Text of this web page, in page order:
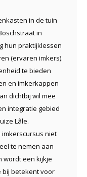
in de tuin
in
hun praktijklessen
(ervaren imkers).
te bieden
en imkerkappen
dichtbij wil mee
integratie gebied
Lâle.
imkerscursus niet
te nemen aan
wordt een kijkje
bij betekent voor